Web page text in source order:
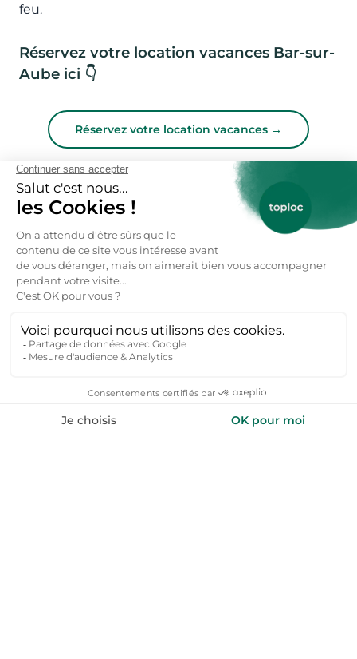
feu.
Réservez votre location vacances Bar-sur-
Aube ici 👇
Réservez votre location vacances →
FAQs : Location Vacances Bar-
sur-aube dès 60€ / nuitée
Aube ?
Le prix d'une location vacances à Bar-sur-Aube
maison pouvant accueillir jusqu'à 4 personnes. En haute
saison (été et périodes de fêtes), les tarifs varient